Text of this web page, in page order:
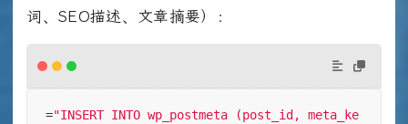
词、SEO描述、文章摘要）：
="INSERT INTO wp_postmeta (post_id, meta_ke